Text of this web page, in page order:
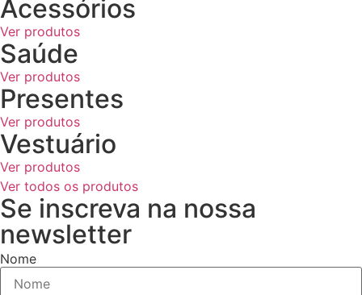
Acessórios
Ver produtos
Saúde
Ver produtos
Presentes
Ver produtos
Vestuário
Ver produtos
Ver todos os produtos
Se inscreva na nossa
newsletter
Nome